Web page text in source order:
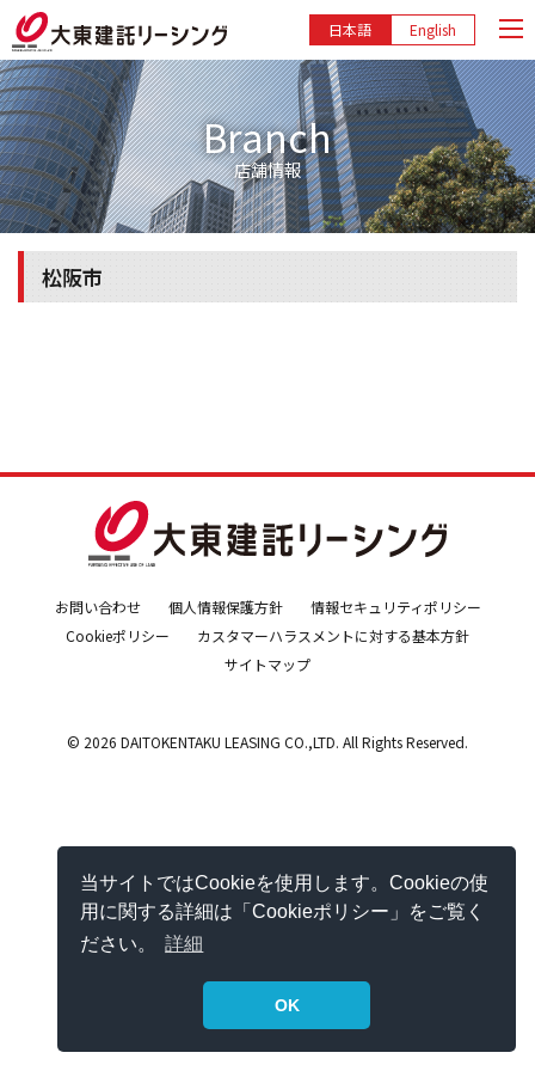
当サイトではCookieを使用します。Cookieの使
用に関する詳細は「Cookieポリシー」をご覧く
ださい。
詳細
OK
English
日本語
Branch
店舗情報
松阪市
お問い合わせ 個人情報保護方針
情報セキュリティポリシー
Cookieポリシー
カスタマーハラスメントに対する基本方針
サイトマップ
© 2026 DAITOKENTAKU LEASING CO.,LTD. All Rights Reserved.